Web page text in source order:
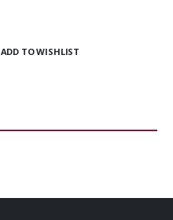
ADD TO WISHLIST